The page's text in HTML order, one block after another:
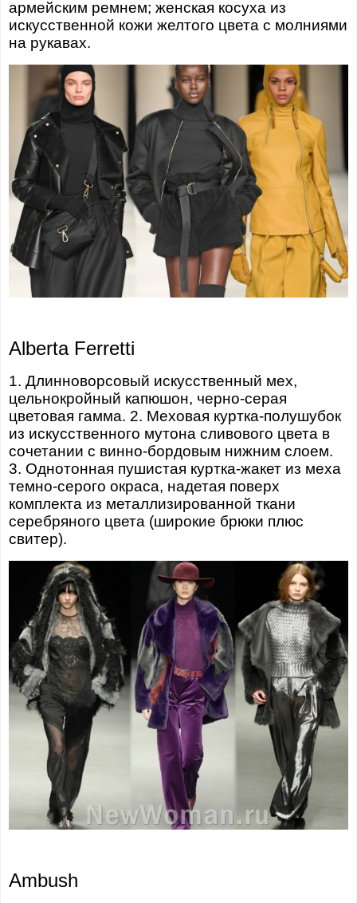
армейским ремнем; женская косуха из
искусственной кожи желтого цвета с молниями
на рукавах.
Alberta Ferretti
1. Длинноворсовый искусственный мех,
цельнокройный капюшон, черно-серая
цветовая гамма. 2. Меховая куртка-полушубок
из искусственного мутона сливового цвета в
сочетании с винно-бордовым нижним слоем.
3. Однотонная пушистая куртка-жакет из меха
темно-серого окраса, надетая поверх
комплекта из металлизированной ткани
серебряного цвета (широкие брюки плюс
свитер).
Ambush